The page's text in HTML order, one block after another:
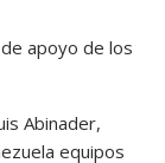
apoyo de los
Abinader,
equipos